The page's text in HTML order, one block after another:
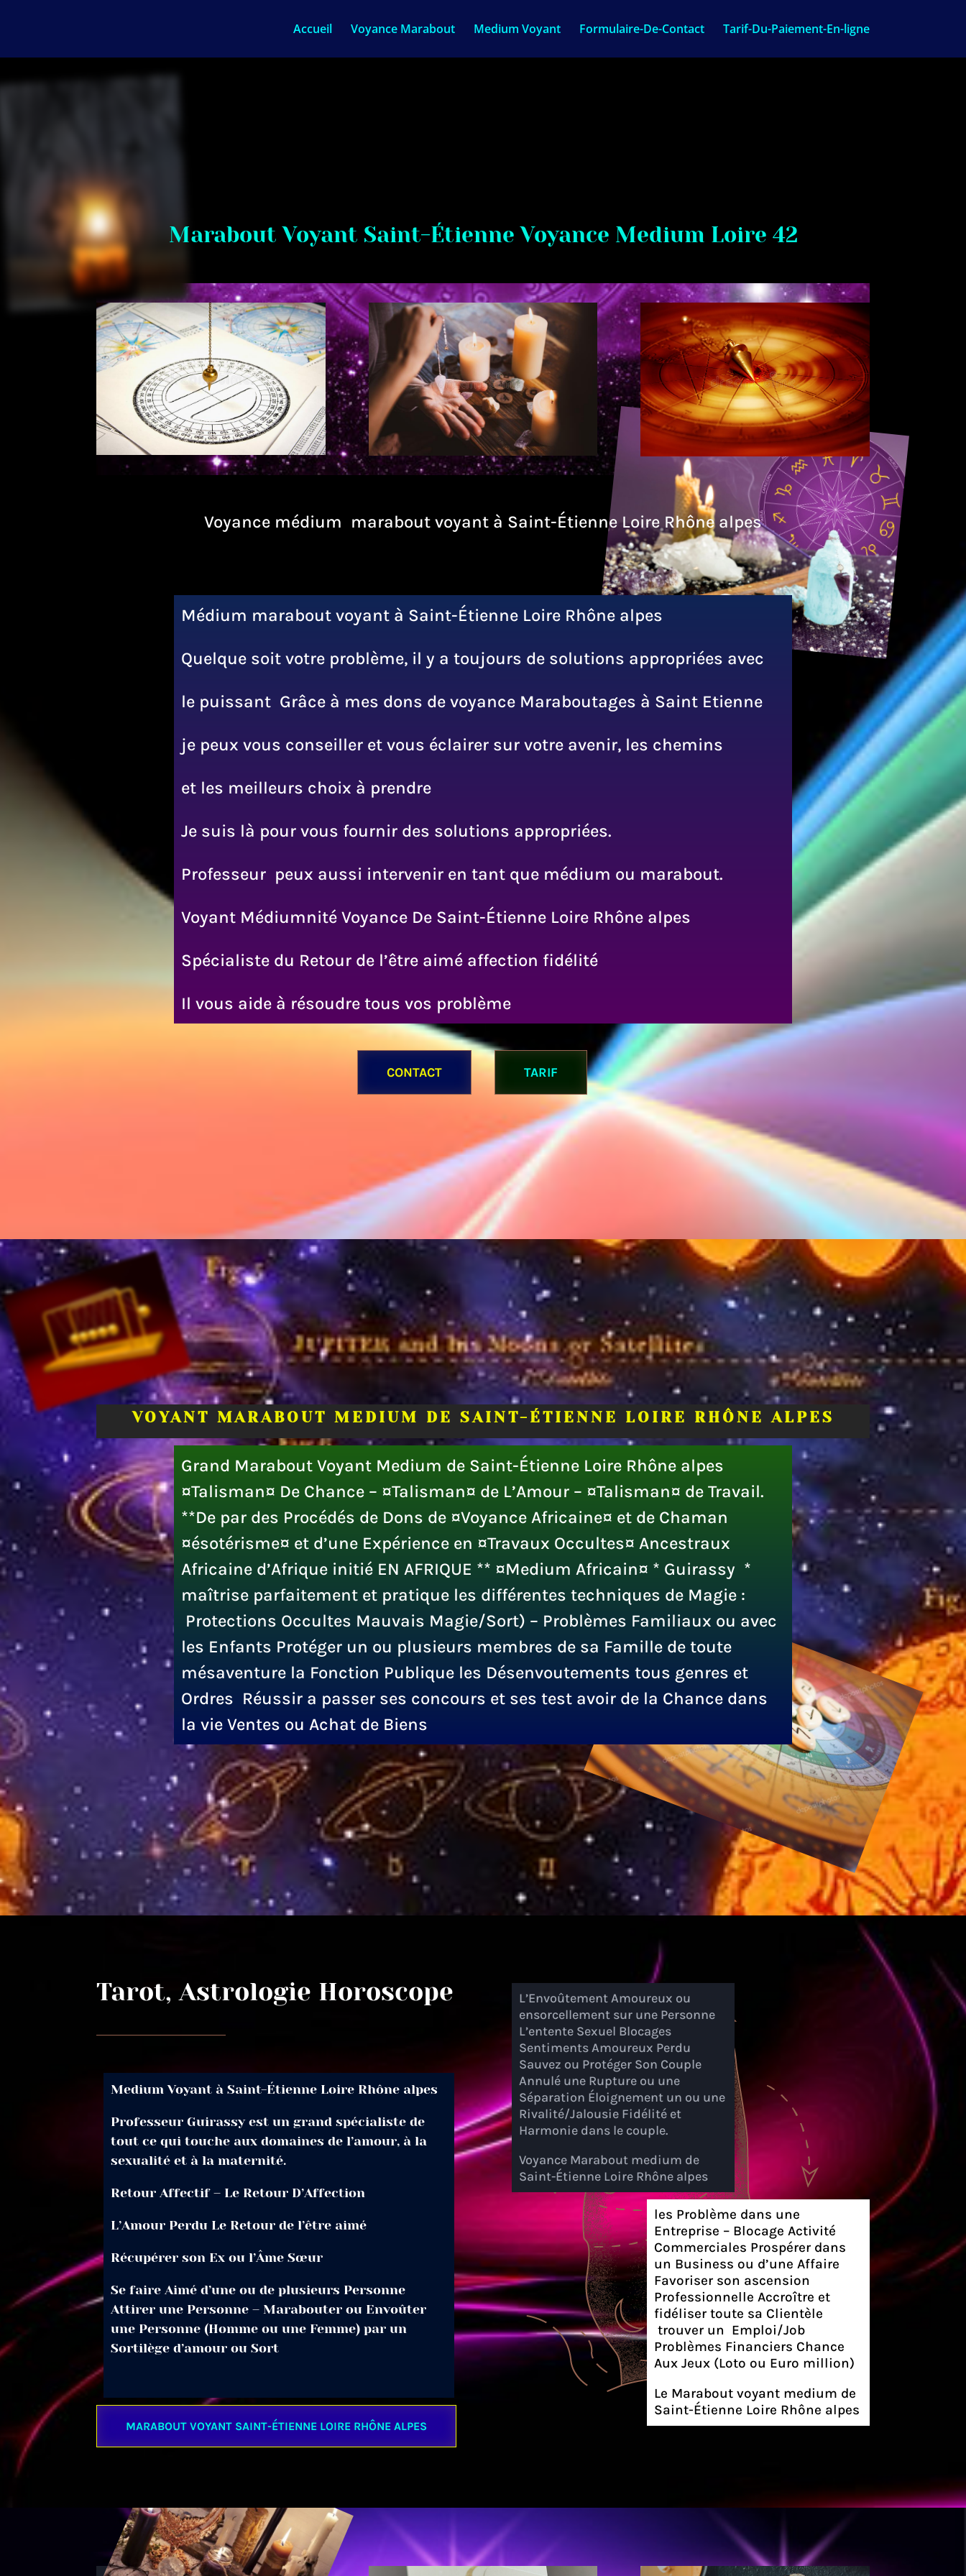
Accueil Voyance Marabout Medium Voyant Formulaire-De-Contact Tarif-Du-Paiement-En-ligne
Marabout Voyant Saint-Étienne Voyance Medium Loire 42
Voyance médium marabout voyant à Saint-Étienne Loire Rhône alpes
Médium marabout voyant à Saint-Étienne Loire Rhône alpes
Quelque soit votre problème, il y a toujours de solutions appropriées avec
le puissant Grâce à mes dons de voyance Maraboutages à Saint Etienne
je peux vous conseiller et vous éclairer sur votre avenir, les chemins
et les meilleurs choix à prendre
Je suis là pour vous fournir des solutions appropriées.
Professeur peux aussi intervenir en tant que médium ou marabout.
Voyant Médiumnité Voyance De Saint-Étienne Loire Rhône alpes
Spécialiste du Retour de l’être aimé affection fidélité
Il vous aide à résoudre tous vos problème
CONTACT TARIF
VOYANT MARABOUT MEDIUM DE SAINT-ÉTIENNE LOIRE RHÔNE ALPES
Grand Marabout Voyant Medium de Saint-Étienne Loire Rhône alpes
¤Talisman¤ De Chance – ¤Talisman¤ de L’Amour – ¤Talisman¤ de Travail.
**De par des Procédés de Dons de ¤Voyance Africaine¤ et de Chaman
¤ésotérisme¤ et d’une Expérience en ¤Travaux Occultes¤ Ancestraux
Africaine d’Afrique initié EN AFRIQUE ** ¤Medium Africain¤ * Guirassy *
maîtrise parfaitement et pratique les différentes techniques de Magie :
Protections Occultes Mauvais Magie/Sort) – Problèmes Familiaux ou avec
les Enfants Protéger un ou plusieurs membres de sa Famille de toute
mésaventure la Fonction Publique les Désenvoutements tous genres et
Ordres Réussir a passer ses concours et ses test avoir de la Chance dans
la vie Ventes ou Achat de Biens
Tarot, Astrologie Horoscope
Medium Voyant à Saint-Étienne Loire Rhône alpes
Professeur Guirassy est un grand spécialiste de
tout ce qui touche aux domaines de l’amour, à la
sexualité et à la maternité.
Retour Affectif – Le Retour D’Affection
L’Amour Perdu Le Retour de l’être aimé
Récupérer son Ex ou l’Âme Sœur
Se faire Aimé d’une ou de plusieurs Personne
Attirer une Personne – Marabouter ou Envoûter
une Personne (Homme ou une Femme) par un
Sortilège d’amour ou Sort
MARABOUT VOYANT SAINT-ÉTIENNE LOIRE RHÔNE ALPES
L’Envoûtement Amoureux ou
ensorcellement sur une Personne
L’entente Sexuel Blocages
Sentiments Amoureux Perdu
Sauvez ou Protéger Son Couple
Annulé une Rupture ou une
Séparation Éloignement un ou une
Rivalité/Jalousie Fidélité et
Harmonie dans le couple.
Voyance Marabout medium de
Saint-Étienne Loire Rhône alpes
les Problème dans une
Entreprise – Blocage Activité
Commerciales Prospérer dans
un Business ou d’une Affaire
Favoriser son ascension
Professionnelle Accroître et
fidéliser toute sa Clientèle
trouver un Emploi/Job
Problèmes Financiers Chance
Aux Jeux (Loto ou Euro million)
Le Marabout voyant medium de
Saint-Étienne Loire Rhône alpes